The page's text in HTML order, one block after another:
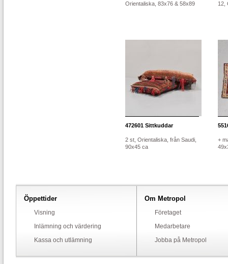
Orientaliska, 83x76 & 58x89 12,
472601 Sittkuddar
2 st, Orientaliska, från Saudi,
90x45 ca
+
Öppettider
Visning
Inlämning och värdering
Kassa och utlämning
Om Metropol
Företaget
Medarbetare
Jobba på Metropol